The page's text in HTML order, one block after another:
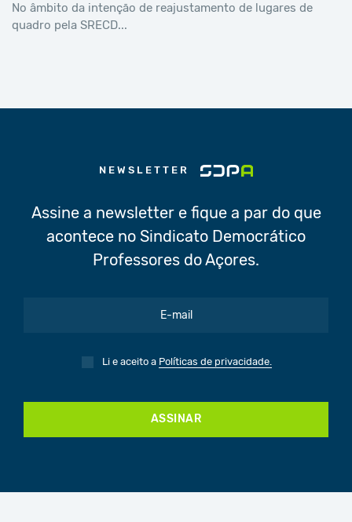
No âmbito da intenção de reajustamento de lugares de
quadro pela SRECD...
NEWSLETTER
Assine a newsletter e fique a par do que
acontece no Sindicato Democrático
Professores do Açores.
Li e aceito a Políticas de privacidade.
ASSINAR